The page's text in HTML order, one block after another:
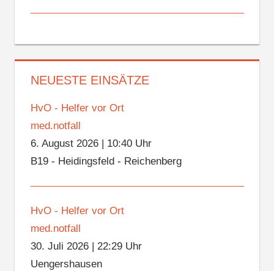
NEUESTE EINSÄTZE
HvO - Helfer vor Ort
med.notfall
6. August 2026| 10:40 Uhr
B19 - Heidingsfeld - Reichenberg
HvO - Helfer vor Ort
med.notfall
30. Juli 2026| 22:29 Uhr
Uengershausen